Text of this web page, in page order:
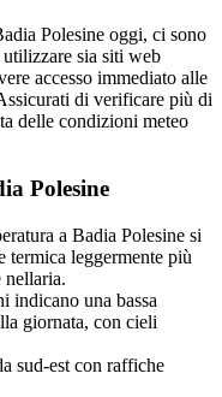
Polesine oggi, ci sono
sia siti web
accesso immediato alle
di verificare più di
delle condizioni meteo
Polesine
a Badia Polesine si
termica leggermente più
nellaria.
indicano una bassa
giornata, con cieli
sud-est con raffiche